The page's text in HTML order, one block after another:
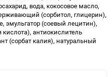
вода, кокосовое масло,
(сорбитол, глицерин),
эмульгатор (соевый лецитин),
антиокислитель
(сорбат калия), натуральный